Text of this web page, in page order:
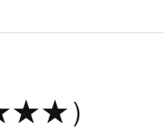
）